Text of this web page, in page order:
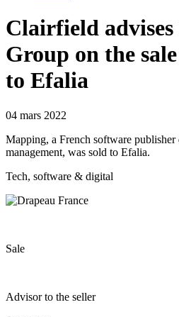
Clairfield
Group on the
to Efalia
04 mars 2022
Mapping, a French software publisher
management, was sold to Efalia.
Tech, software & digital
Sale
Advisor to the seller